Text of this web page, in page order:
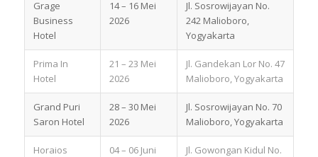
Grage
Business
Hotel
14 – 16 Mei
2026
Jl. Sosrowijayan No.
242 Malioboro,
Yogyakarta
Prima In
Hotel
21 – 23 Mei
2026
Jl. Gandekan Lor No. 47
Malioboro, Yogyakarta
Grand Puri
Saron Hotel
28 – 30 Mei
2026
Jl. Sosrowijayan No. 70
Malioboro, Yogyakarta
Horaios
04 – 06 Juni
Jl. Gowongan Kidul No.